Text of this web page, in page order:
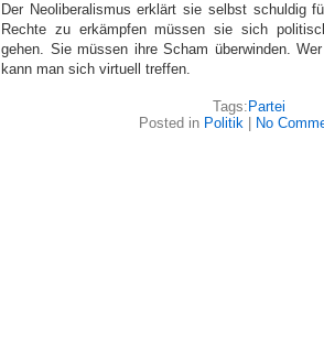
Der Neoliberalismus erklärt sie selbst schuldig
Rechte zu erkämpfen müssen sie sich
gehen. Sie müssen ihre Scham überwinden.
kann man sich virtuell treffen.
Tags: Partei
Posted in Politik No